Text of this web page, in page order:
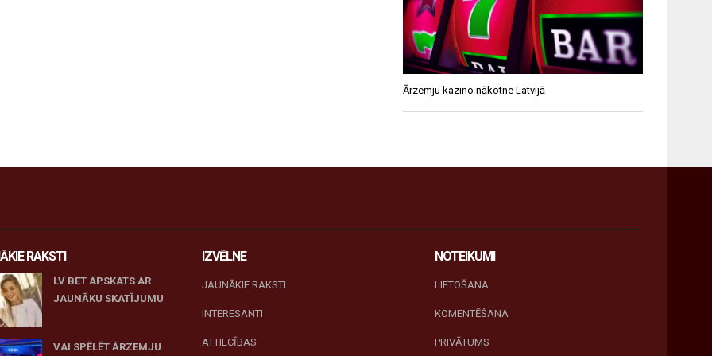
Ārzemju kazino nākotne Latvijā
RAKSTI
LV BET APSKATS AR
JAUNĀKU SKATĪJUMU
VAI SPĒLĒT ĀRZEMJU
IZVĒLNE
JAUNĀKIE RAKSTI
INTERESANTI
ATTIECĪBAS
NOTEIKUMI
LIETOŠANA
KOMENTĒŠANA
PRIVĀTUMS